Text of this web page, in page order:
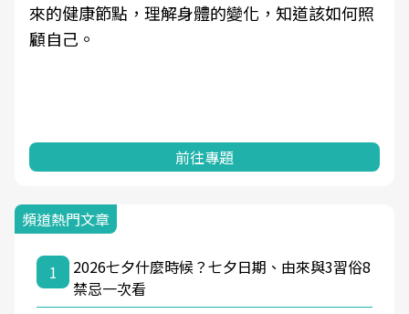
來的健康節點，理解身體的變化，知道該如何照
顧自己。
前往專題
頻道熱門文章
1
2026七夕什麼時候？七夕日期、由來與3習俗8
禁忌一次看